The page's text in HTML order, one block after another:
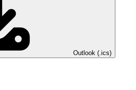
Outlook (.ics)